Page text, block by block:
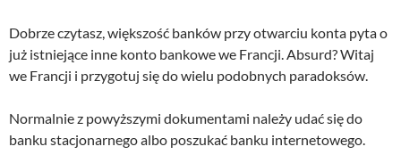
Dobrze czytasz, większość banków przy otwarciu konta pyta o
już istniejące inne konto bankowe we Francji. Absurd? Witaj
we Francji i przygotuj się do wielu podobnych paradoksów.
Normalnie z powyższymi dokumentami należy udać się do
banku stacjonarnego albo poszukać banku internetowego.